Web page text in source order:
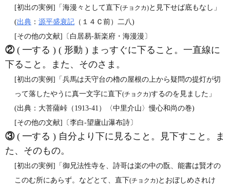
[初出の実例]「海漫々として直下(チョクカ)と見下せば底もなし」
(出典 ： 源平盛衰記 （１４Ｃ前）二八)
[その他の文献]〔白居易‐新楽府・海漫漫〕
②( ━する ) ( 形動 ) まっすぐに下ること。一直線に
下ること。また、そのさま。
[初出の実例]「兵馬は天守台の櫓の屋根の上から疑問の提灯が切
って落したやうに真一文字に直下(チョクカ)するのを見ました」
(出典：大菩薩峠（1913‐41）〈中里介山〉慢心和尚の巻)
[その他の文献]〔李白‐望廬山瀑布詩〕
③( ━する ) 自分より下に見ること。見下すこと。ま
た、そのもの。
[初出の実例]「御兄法性寺を、詩哥は楽の中の翫、能書は賢才の
このむ所にあらず。などとて、直下(チョクカ)とおぼしめされけ